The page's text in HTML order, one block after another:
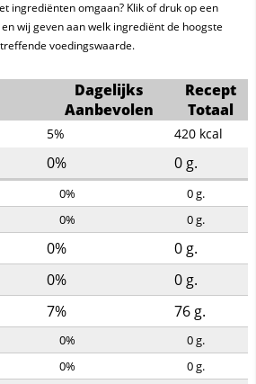
ingrediënten omgaan? Klik of druk op een
wij geven aan welk ingrediënt de hoogste
voedingswaarde.
Dagelijks
Aanbevolen
Recept
Totaal
5% 420 kcal
0% 0 g.
0% 0g.
0% 0g.
0% 0 g.
0% 0 g.
7% 76 g.
0% 0g.
0% 0g.